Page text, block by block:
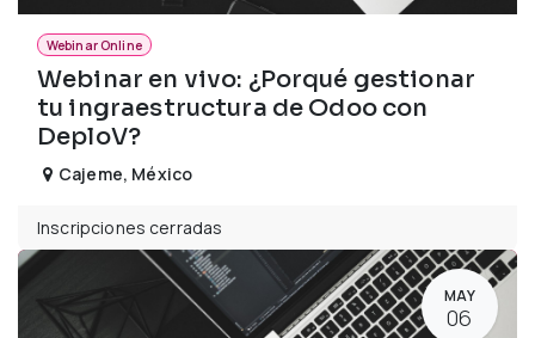
Webinar Online
Webinar en vivo: ¿Porqué gestionar
tu ingraestructura de Odoo con
DeploV?
Cajeme, México
Inscripciones cerradas
MAY
06